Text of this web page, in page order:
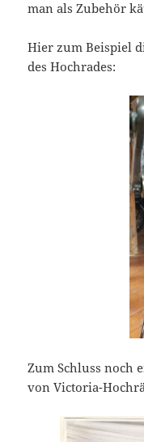
man als Zubehör
Hier zum Beispiel
des Hochrades:
Zum Schluss noch
von Victoria-